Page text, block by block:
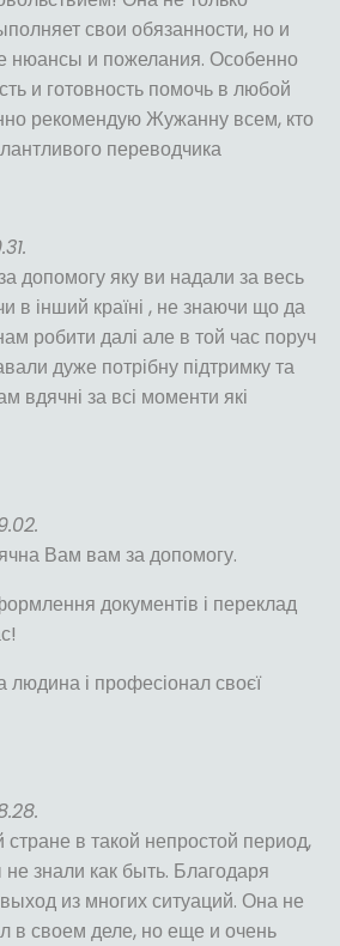
свои обязанности, но и
нюансы и пожелания. Особенно
и готовность помочь в любой
рекомендую Жужанну всем, кто
переводчика
допомогу яку ви надали за весь
в інший країні , не знаючи що да
робити далі але в той час поруч
дуже потрібну підтримку та
вдячні за всі моменти які
Вам вам за допомогу.
документів і переклад
і професіонал своєї
в такой непростой период,
знали как быть. Благодаря
из многих ситуаций. Она не
в своем деле, но еще и очень